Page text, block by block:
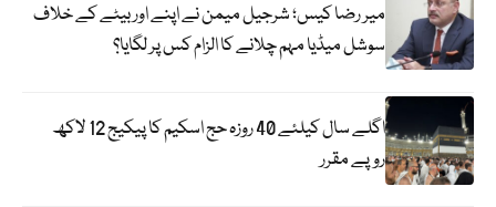
میر رضا کیس؛ شرجیل میمن نے اپنے اور بیٹے کے خلاف
سوشل میڈیا مہم چلانے کا الزام کس پر لگایا؟
اگلے سال کیلئے 40 روزہ حج اسکیم کا پیکیج 12 لاکھ
روپے مقرر